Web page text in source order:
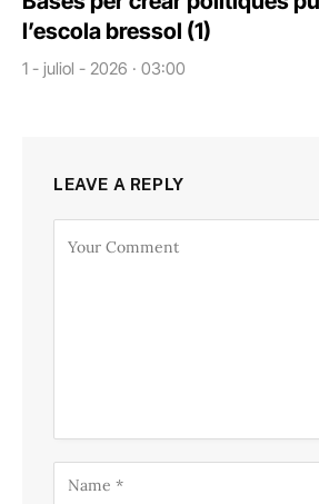
l’escola bressol (1)
1 - juliol - 2026 · 03:00
LEAVE A REPLY